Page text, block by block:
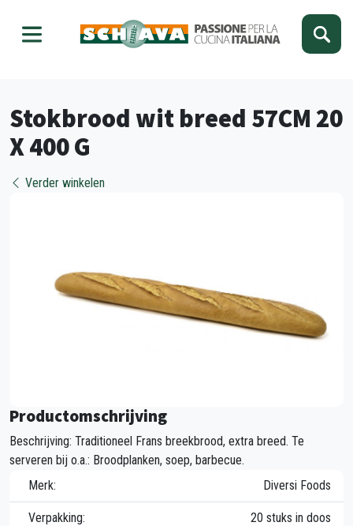
Stokbrood wit breed 57CM 20
X 400 G
Verder winkelen
Productomschrijving
Beschrijving: Traditioneel Frans breekbrood, extra breed. Te
serveren bij o.a.: Broodplanken, soep, barbecue.
Merk:
Diversi Foods
Verpakking: 20 stuks in doos